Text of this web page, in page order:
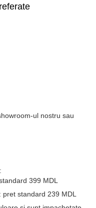
ul nostru sau
399 MDL
standard 239 MDL